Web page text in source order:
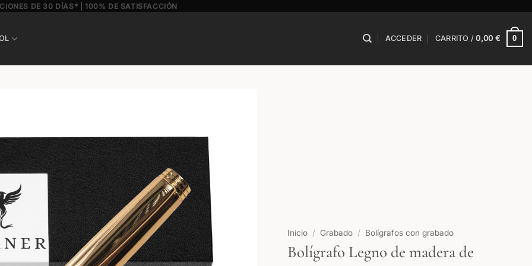
DE 30 DÍAS* | 100% DE SATISFACCIÓN
ACCEDER CARRITO /0,00 € 0
Inicio / Grabado / Bolígrafos con grabado
Bolígrafo Legno de madera de